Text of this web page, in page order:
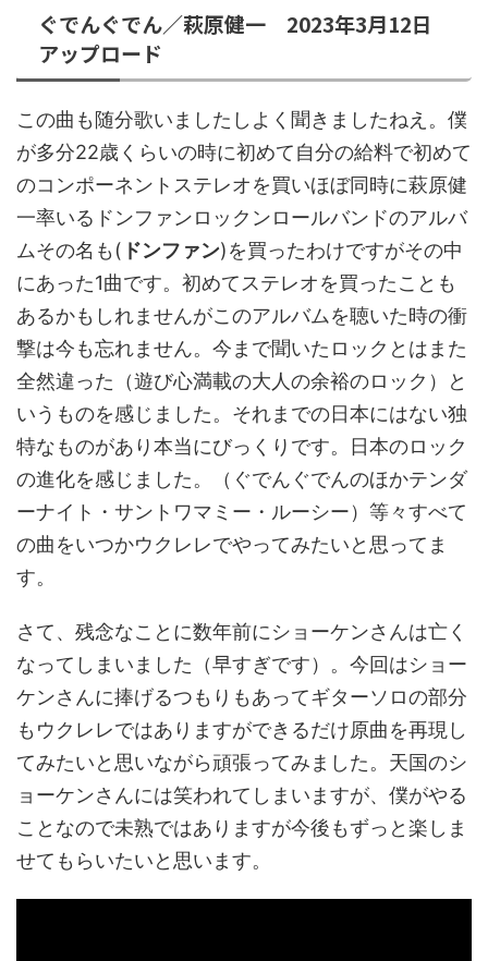
ぐでんぐでん／萩原健一 2023年3月12日
アップロード
この曲も随分歌いましたしよく聞きましたねえ。僕
が多分22歳くらいの時に初めて自分の給料で初めて
のコンポーネントステレオを買いほぼ同時に萩原健
一率いるドンファンロックンロールバンドのアルバ
ムその名も( ドンファン)を買ったわけですがその中
にあった1曲です。初めてステレオを買ったことも
あるかもしれませんがこのアルバムを聴いた時の衝
撃は今も忘れません。今まで聞いたロックとはまた
全然違った（遊び心満載の大人の余裕のロック）と
いうものを感じました。それまでの日本にはない独
特なものがあり本当にびっくりです。日本のロック
の進化を感じました。（ぐでんぐでんのほかテンダ
ーナイト・サントワマミー・ルーシー）等々すべて
の曲をいつかウクレレでやってみたいと思ってま
す。
さて、残念なことに数年前にショーケンさんは亡く
なってしまいました（早すぎです）。今回はショー
ケンさんに捧げるつもりもあってギターソロの部分
もウクレレではありますができるだけ原曲を再現し
てみたいと思いながら頑張ってみました。天国のシ
ョーケンさんには笑われてしまいますが、僕がやる
ことなので未熟ではありますが今後もずっと楽しま
せてもらいたいと思います。